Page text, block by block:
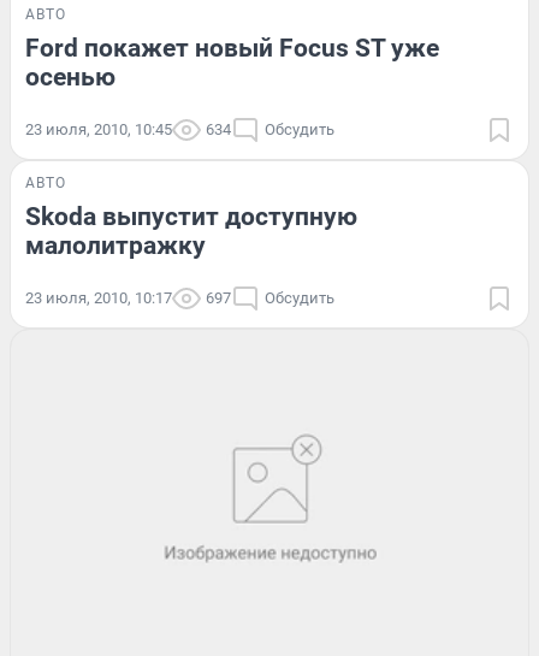
АВТО
Ford покажет новый Focus ST уже
осенью
23 июля, 2010, 10:45 634 Обсудить
АВТО
Skoda выпустит доступную
малолитражку
23 июля, 2010, 10:17 697 Обсудить